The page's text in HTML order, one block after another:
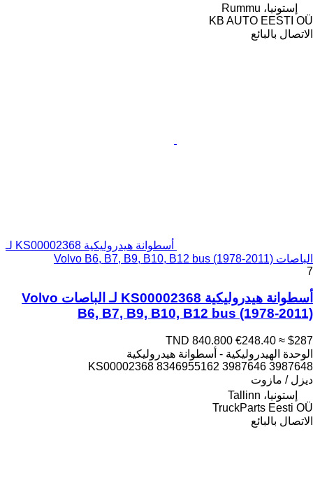
إستونيا، Rummu
KB AUTO EESTI OÜ
الاتصال بالبائع
أسطوانة هيدروليكية KS00002368 لـ
الباصات Volvo B6, B7, B9, B10, B12 bus (1978-2011)
7
أسطوانة هيدروليكية KS00002368 لـ الباصات Volvo
B6, B7, B9, B10, B12 bus (1978-2011)
TND 840.800 €248.40 ≈ $287
الوحدة الهيدروليكية - أسطوانة هيدروليكية
KS00002368 8346955162 3987646 3987648
ديزل / مازوت
إستونيا، Tallinn
TruckParts Eesti OÜ
الاتصال بالبائع